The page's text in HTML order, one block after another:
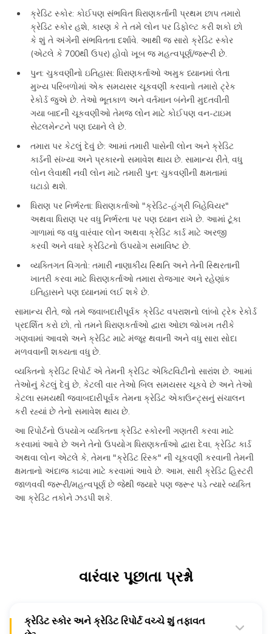
ક્રેડિટ સ્કોર: કોઈપણ સંભવિત ધિરાણકર્તાની પ્રથમ છાપ તમારો
ક્રેડિટ સ્કોર હશે, કારણ કે તે તમે લોન પર ડિફોલ્ટ કરી શકો છો
કે શું તે અંગેની સંભવિતતા દર્શાવે. આથી જ સારો ક્રેડિટ સ્કોર
(એટલે કે 700થી ઉપર) હોવો ખૂબ જ મહત્વપૂર્ણ/જરૂરી છે.
પુન: ચુકવણીનો ઇતિહાસ: ધિરાણકર્તાઓ અમુક ધ્યાનમાં લેતા
મુખ્ય પરિબળોમાં એક સમયસર ચૂકવણી કરવાનો તમારો ટ્રેક
રેકોર્ડ જુએ છે. તેઓ ભૂતકાળ અને વર્તમાન બંનેની મુદતવીતી
ગયા બાદની ચૂકવણીઓ તેમજ લોન માટે કોઈપણ વન-ટાઇમ
સેટલમેન્ટને પણ ધ્યાને લે છે.
તમારા પર કેટલું દેવું છે: આમાં તમારી પાસેની લોન અને ક્રેડિટ
કાર્ડની સંખ્યા અને પ્રકારનો સમાવેશ થાય છે. સામાન્ય રીતે, વધુ
લોન લેવાથી નવી લોન માટે તમારી પુન: ચુકવણીની ક્ષમતામાં
ઘટાડો થશે.
ધિરાણ પર નિર્ભરતા: ધિરાણકર્તાઓ "ક્રેડિટ-હંગ્રી બિહેવિયર"
અથવા ધિરાણ પર વધુ નિર્ભરતા પર પણ ધ્યાન રાખે છે. આમાં ટૂંકા
ગાળામાં જ વધુ વારંવાર લોન અથવા ક્રેડિટ કાર્ડ માટે અરજી
કરવી અને વધારે ક્રેડિટનો ઉપયોગ સમાવિષ્ટ છે.
વ્યક્તિગત વિગતો: તમારી નાણાકીય સ્થિતિ અને તેની સ્થિરતાની
ખાતરી કરવા માટે ધિરાણકર્તાઓ તમારા રોજગાર અને રહેણાંક
ઇતિહાસને પણ ધ્યાનમાં લઈ શકે છે.
સામાન્ય રીતે, જો તમે જવાબદારીપૂર્વક ક્રેડિટ વપરાશનો લાંબો ટ્રેક રેકોર્ડ
પ્રદર્શિત કરો છો, તો તમને ધિરાણકર્તાઓ દ્વારા ઓછા જોખમ તરીકે
ગણવામાં આવશે અને ક્રેડિટ માટે મંજૂર થવાની અને વધુ સારા સોદા
મળવવાની શક્યતા વધુ છે.
વ્યક્તિનો ક્રેડિટ રિપોર્ટ એ તેમની ક્રેડિટ એક્ટિવિટીનો સારાંશ છે. આમાં
તેઓનું કેટલું દેવું છે, કેટલી વાર તેઓ બિલ સમયસર ચૂકવે છે અને તેઓ
કેટલા સમયથી જવાબદારીપૂર્વક તેમના ક્રેડિટ એકાઉન્ટ્સનું સંચાલન
કરી રહ્યાં છે તેનો સમાવેશ થાય છે.
આ રિપોર્ટનો ઉપયોગ વ્યક્તિના ક્રેડિટ સ્કોરની ગણતરી કરવા માટે
કરવામાં આવે છે અને તેનો ઉપયોગ ધિરાણકર્તાઓ દ્વારા દેવા, ક્રેડિટ કાર્ડ
અથવા લોન એટલે કે, તેમના "ક્રેડિટ રિસ્ક" ની ચૂકવણી કરવાની તેમની
ક્ષમતાનો અંદાજ કાઢવા માટે કરવામાં આવે છે. આમ, સારી ક્રેડિટ હિસ્ટરી
જાળવવી જરૂરી/મહત્વપૂર્ણ છે જેથી જ્યારે પણ જરૂર પડે ત્યારે વ્યક્તિ
આ ક્રેડિટ તકોને ઝડપી શકે.
વારંવાર પૂછાતા પ્રશ્નો
ક્રેડિટ સ્કોર અને ક્રેડિટ રિપોર્ટ વચ્ચે શું તફાવત